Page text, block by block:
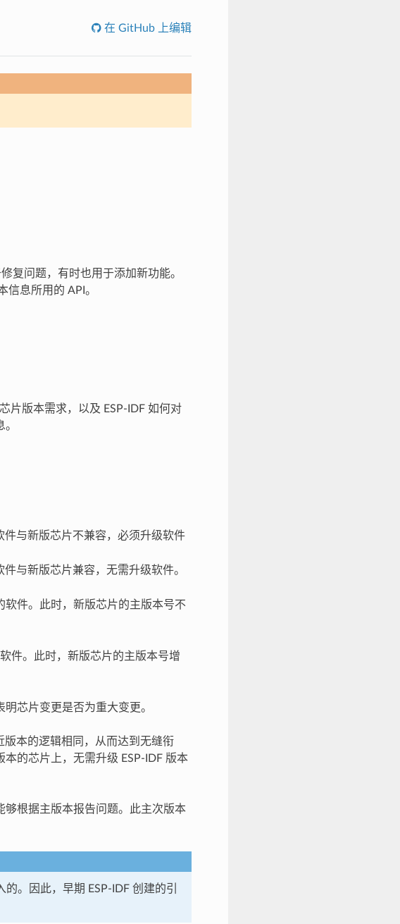
在 GitHub 上编辑
复问题，有时也用于添加新功能。
息所用的 API。
片版本需求，以及 ESP-IDF 如何对
与新版芯片不兼容，必须升级软件
与新版芯片兼容，无需升级软件。
件。此时，新版芯片的主版本号不
件。此时，新版芯片的主版本号增
芯片变更是否为重大变更。
版本的逻辑相同，从而达到无缝衔
的芯片上，无需升级 ESP-IDF 版本
够根据主版本报告问题。此主次版本
。因此，早期 ESP-IDF 创建的引